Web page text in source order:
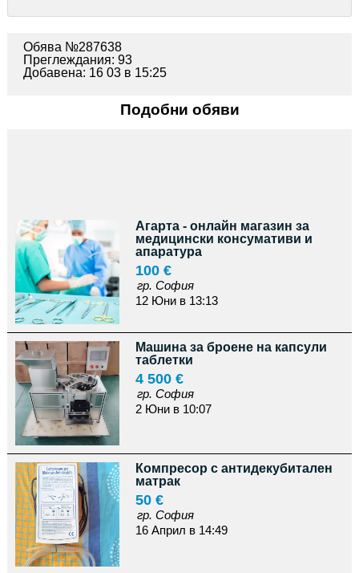
Обява №287638
Преглеждания: 93
Добавена: 16 03 в 15:25
Подобни обяви
Агарта - онлайн магазин за
медицински консумативи и
апаратура
100 €
гр. София
12 Юни в 13:13
Машина за броене на капсули
таблетки
4 500 €
гр. София
2 Юни в 10:07
Компресор с антидекубитален
матрак
50 €
гр. София
16 Април в 14:49